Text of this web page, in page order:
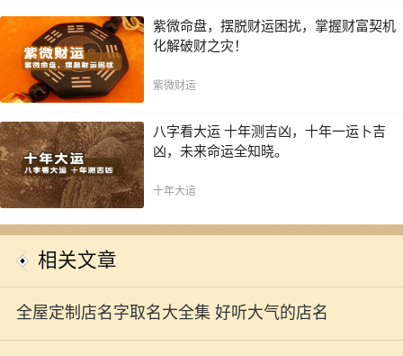
紫微命盘，摆脱财运困扰，掌握财富契机
化解破财之灾！
紫微财运
八字看大运 十年测吉凶，十年一运卜吉
凶，未来命运全知晓。
十年大运
相关文章
全屋定制店名字取名大全集 好听大气的店名